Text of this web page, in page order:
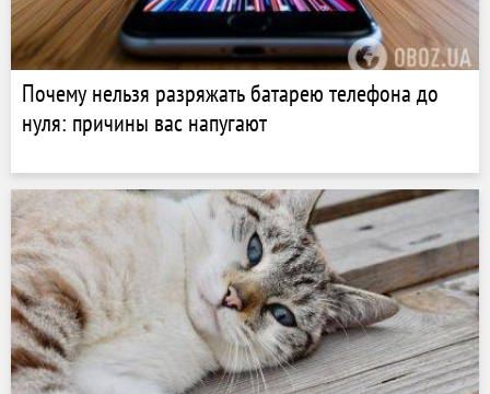
Почему нельзя разряжать батарею телефона до
нуля: причины вас напугают